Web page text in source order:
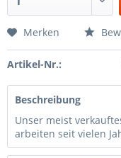
Merken
Artikel-Nr.:
Beschreibung
Unser meist
arbeiten seit vielen